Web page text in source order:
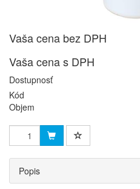
Vaša cena bez DPH
Vaša cena s DPH
Dostupnosť
Kód
Objem
Popis